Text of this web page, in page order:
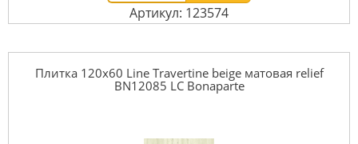
Артикул: 123574
Плитка 120x60 Line Travertine beige матовая relief
BN12085 LC Bonaparte